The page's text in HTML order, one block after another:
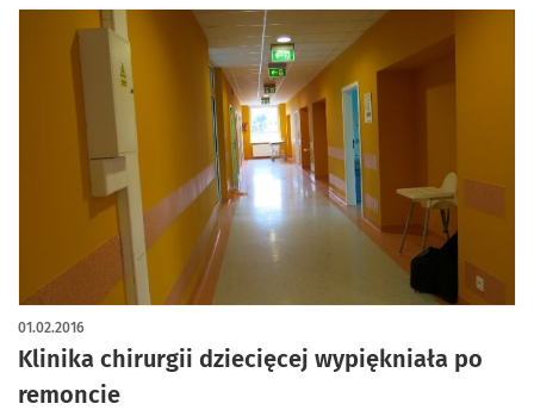
Klinika chirurgii dziecięcej wypiękniała po
remoncie
01.02.2016